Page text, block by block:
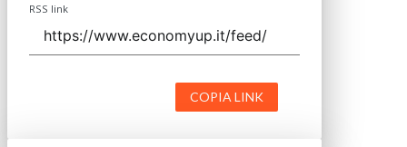
RSS link
COPIA LINK